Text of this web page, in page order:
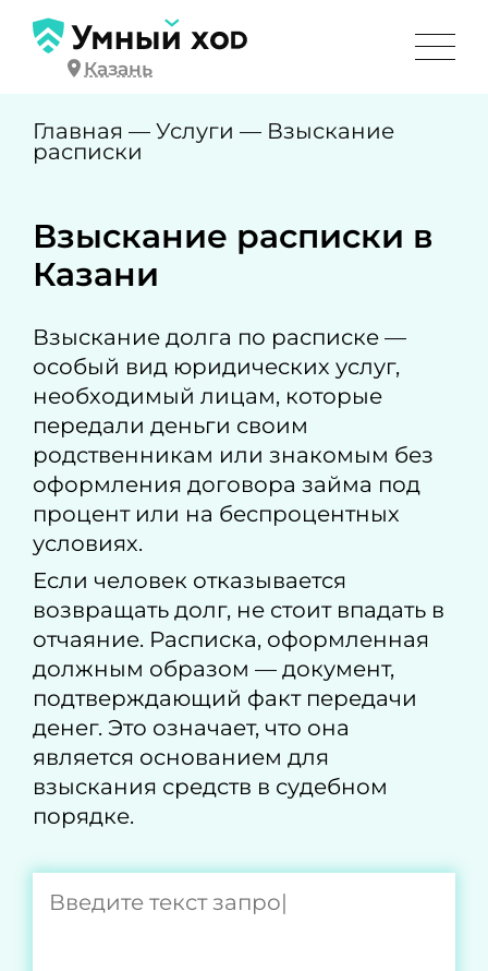
Казань
Главная — Услуги — Взыскание
расписки
Взыскание расписки в
Казани
Взыскание долга по расписке —
особый вид юридических услуг,
необходимый лицам, которые
передали деньги своим
родственникам или знакомым без
оформления договора займа под
процент или на беспроцентных
условиях.
Если человек отказывается
возвращать долг, не стоит впадать в
отчаяние. Расписка, оформленная
должным образом — документ,
подтверждающий факт передачи
денег. Это означает, что она
является основанием для
взыскания средств в судебном
порядке.